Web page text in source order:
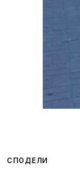
СПОДЕЛИ